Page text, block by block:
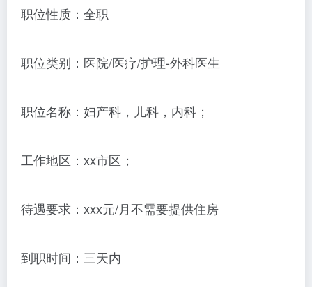
职位性质：全职
职位类别：医院/医疗/护理-外科医生
职位名称：妇产科，儿科，内科；
工作地区：xx市区；
待遇要求：xxx元/月不需要提供住房
到职时间：三天内